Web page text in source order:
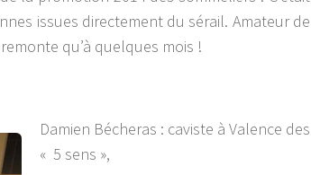
issues directement du sérail. Amateur de
qu’à quelques mois !
Damien Bécheras : caviste à Valence des
« 5 sens »,